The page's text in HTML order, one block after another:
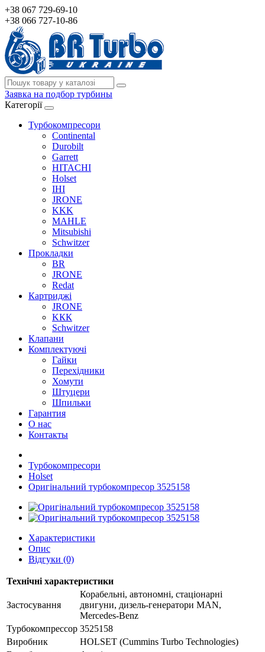
+38 067 729-69-10
+38 066 727-10-86
Заявка на подбор турбины
Категорії
Турбокомпресори
Continental
Durobilt
Garrett
HITACHI
Holset
IHI
JRONE
KKK
MAHLE
Mitsubishi
Schwitzer
Прокладки
BR
JRONE
Redat
Картриджі
JRONE
KКК
Schwitzer
Клапани
Комплектуючі
Гайки
Перехідники
Хомути
Штуцери
Шпильки
Гарантия
О нас
Контакты
Турбокомпресори
Holset
Оригінальний турбокомпресор 3525158
Характеристики
Опис
Відгуки (0)
Технічні характеристики
Застосування
Корабельні, автономні, стаціонарні
двигуни, дизель-генератори MAN,
Mercedes-Benz
Турбокомпрессор 3525158
Виробник
HOLSET (Cummins Turbo Technologies)